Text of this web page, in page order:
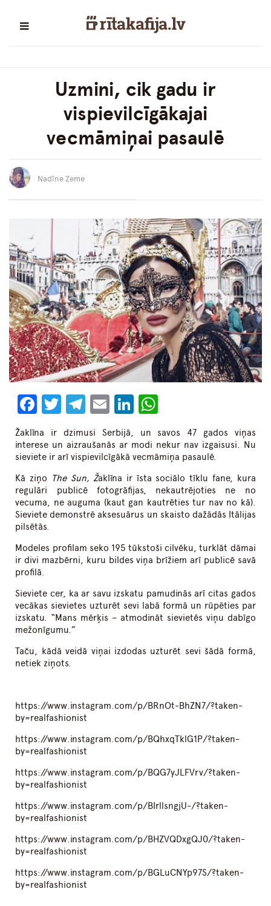
Uzmini, cik gadu ir
vispievilcīgākajai
vecmāmiņai pasaulē
Nadīne Zeme
Facebook
Twitter
Telegram
EmailLinkedIn
Žaklīna ir dzimusi Serbijā, un savos 47 gados viņas
interese un aizraušanās ar modi nekur nav izgaisusi. Nu
sieviete ir arī vispievilcīgākā vecmāmiņa pasaulē.
Kā ziņo The Sun, Žaklīna ir īsta sociālo tīklu fane, kura
regulāri publicē fotogrāfijas, nekautrējoties ne no
vecuma, ne auguma (kaut gan kautrēties tur nav no kā).
Sieviete demonstrē aksesuārus un skaisto dažādās Itālijas
pilsētās.
Modeles profilam seko 195 tūkstoši cilvēku, turklāt dāmai
ir divi mazbērni, kuru bildes viņa brīžiem arī publicē savā
profilā.
Sieviete cer, ka ar savu izskatu pamudinās arī citas gados
vecākas sievietes uzturēt sevi labā formā un rūpēties par
izskatu. “Mans mērķis – atmodināt sievietēs viņu dabīgo
mežonīgumu.”
Taču, kādā veidā viņai izdodas uzturēt sevi šādā formā,
netiek ziņots.
https://www.instagram.com/p/BRnOt-BhZN7/?taken-
by=realfashionist
https://www.instagram.com/p/BQhxqTklG1P/?taken-
by=realfashionist
https://www.instagram.com/p/BQG7yJLFVrv/?taken-
by=realfashionist
https://www.instagram.com/p/BIrllsngjU-/?taken-
by=realfashionist
https://www.instagram.com/p/BHZVQDxgQJ0/?taken-
by=realfashionist
https://www.instagram.com/p/BGLuCNYp97S/?taken-
by=realfashionist